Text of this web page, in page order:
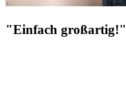
"Einfach großartig!"